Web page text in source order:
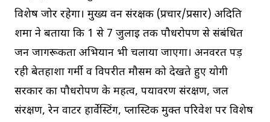
विशेष जोर रहेगा। मुख्य वन संरक्षक (प्रचार/प्रसार) अदिति
शर्मा ने बताया कि 1 से 7 जुलाई तक पौधरोपण से संबंधित
जन जागरूकता अभियान भी चलाया जाएगा। अनवरत पड़
रही बेतहाशा गर्मी व विपरीत मौसम को देखते हुए योगी
सरकार का पौधरोपण के महत्व, पर्यावरण संरक्षण, जल
संरक्षण, रेन वाटर हार्वेस्टिंग, प्लास्टिक मुक्त परिवेश पर विशेष